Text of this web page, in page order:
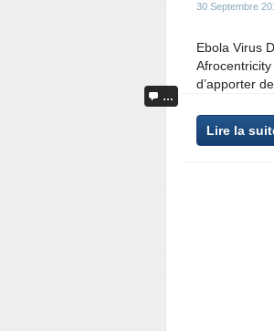
…
30 Septembre
Ebola Virus
d’apporter
Lire la